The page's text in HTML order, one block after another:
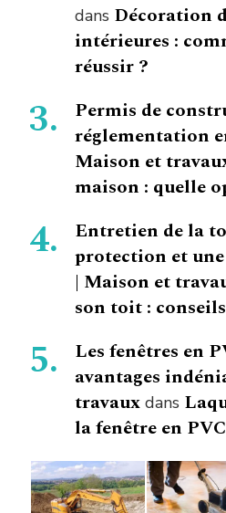
dans Décoration
intérieures :
réussir ?
Permis de
réglementation
Maison et
maison : quelle
Entretien de la
protection et
| Maison et
son toit :
Les fenêtres en
avantages
travaux dans
la fenêtre en